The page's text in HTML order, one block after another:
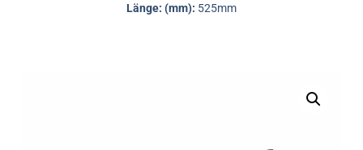
Länge: (mm): 525mm